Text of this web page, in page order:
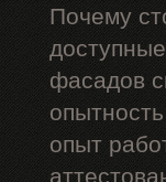
Почему
фасадов
опыт